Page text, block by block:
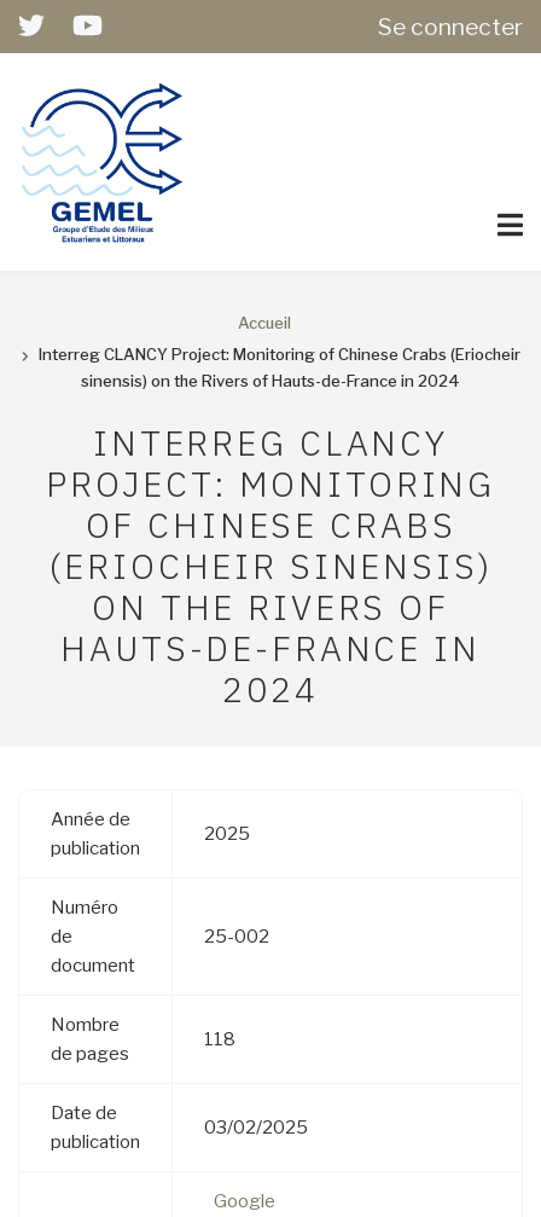
Aller
principal
ACCOUNTSe connecter
FIL
Accueil
Interreg CLANCY Project: Monitoring of Chinese Crabs (Eriocheir
sinensis) on the Rivers of Hauts-de-France in 2024
INTERREG CLANCY
PROJECT: MONITORING
OF CHINESE CRABS
(ERIOCHEIR SINENSIS)
ON THE RIVERS OF
HAUTS-DE-FRANCE IN
2024
Année de
publication
2025
Numéro
de
document
25-002
Nombre
de pages
118
Date de
publication
03/02/2025
Google